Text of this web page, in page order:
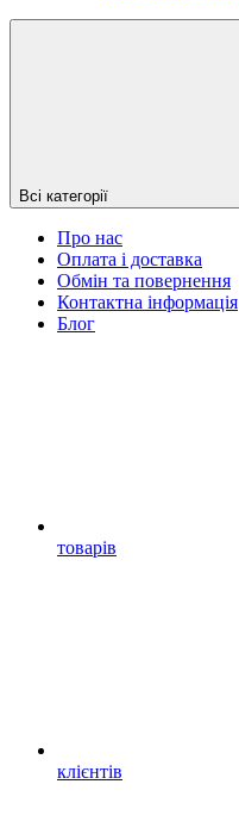
Всі категорії
Про нас
Оплата і доставка
Обмін та повернення
Контактна інформація
Блог
товарів
клієнтів